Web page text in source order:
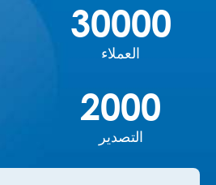
30000
العملاء
2000
التصدير